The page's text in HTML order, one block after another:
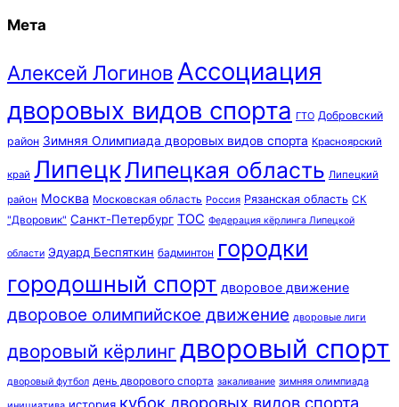
Мета
Алексей Логинов Ассоциация
дворовых видов спорта ГТО Добровский
район Зимняя Олимпиада дворовых видов спорта Красноярский
край ЛипецкЛипецкая область Липецкий
район Москва Московская область Россия Рязанская область СК
"Дворовик" Санкт-Петербург ТОС Федерация кёрлинга Липецкой
области Эдуард Беспяткин бадминтон городки
городошный спорт дворовое движение
дворовое олимпийское движение дворовые лиги
дворовый кёрлинг дворовый спорт
дворовый футбол день дворового спорта закаливание зимняя олимпиада
история кубок дворовых видов спорта